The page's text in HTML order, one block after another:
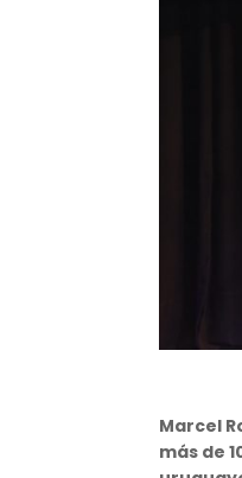
Marcel
más de